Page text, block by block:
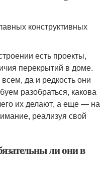
конструктивных
есть проекты,
перекрытий в доме.
да и редкость они
разобраться, какова
их делают, а еще — на
реализуя свой
ли они в